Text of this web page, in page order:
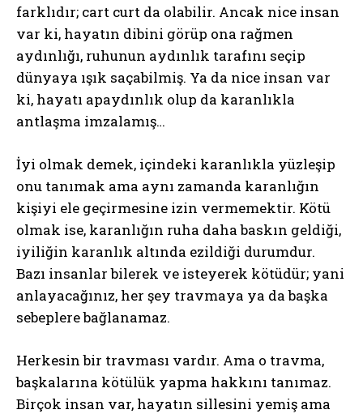
farklıdır; cart curt da olabilir. Ancak nice insan
var ki, hayatın dibini görüp ona rağmen
aydınlığı, ruhunun aydınlık tarafını seçip
dünyaya ışık saçabilmiş. Ya da nice insan var
ki, hayatı apaydınlık olup da karanlıkla
antlaşma imzalamış…
İyi olmak demek, içindeki karanlıkla yüzleşip
onu tanımak ama aynı zamanda karanlığın
kişiyi ele geçirmesine izin vermemektir. Kötü
olmak ise, karanlığın ruha daha baskın geldiği,
iyiliğin karanlık altında ezildiği durumdur.
Bazı insanlar bilerek ve isteyerek kötüdür; yani
anlayacağınız, her şey travmaya ya da başka
sebeplere bağlanamaz.
Herkesin bir travması vardır. Ama o travma,
başkalarına kötülük yapma hakkını tanımaz.
Birçok insan var, hayatın sillesini yemiş ama